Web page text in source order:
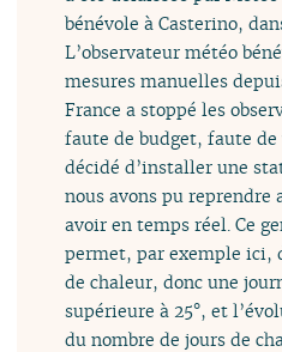
bénévole à Casterino,
L’observateur météo
mesures manuelles
France a stoppé les
faute de budget, faute
décidé d’installer une
nous avons pu reprendre
avoir en temps réel. Ce
permet, par exemple ici,
de chaleur, donc une
supérieure à 25°, et
du nombre de jours de